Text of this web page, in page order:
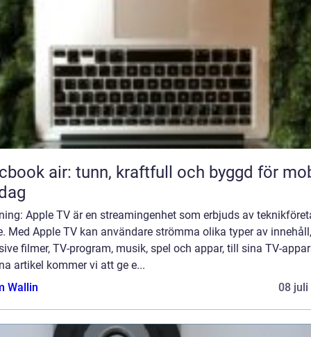
air: tunn, kraftfull och byggd för
Apple TV är en streamingenhet som erbjuds av
Med Apple TV kan användare strömma olika typer av innehåll,
filmer, TV-program, musik, spel och appar, till sina TV-
artikel kommer vi att ge e...
Wallin
08 juli